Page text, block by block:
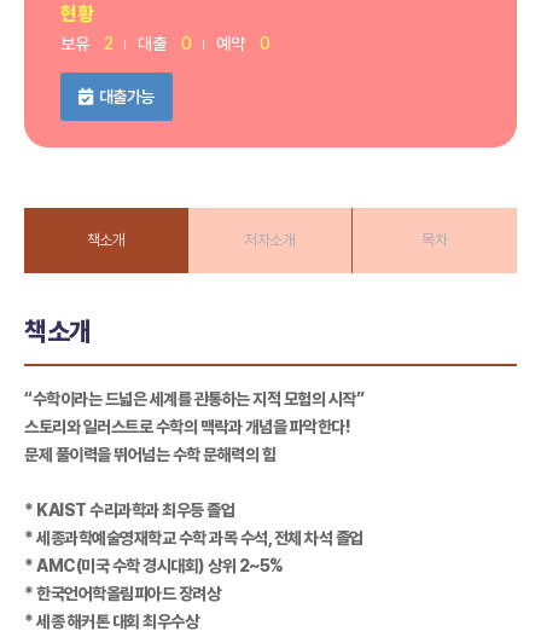
현황
보유 2 대출 0 예약 0
대출가능
책소개 저자소개 목차
책소개
“수학이라는 드넓은 세계를 관통하는 지적 모험의 시작”
스토리와 일러스트로 수학의 맥락과 개념을 파악한다!
문제 풀이력을 뛰어넘는 수학 문해력의 힘
* KAIST 수리과학과 최우등 졸업
* 세종과학예술영재학교 수학 과목 수석, 전체 차석 졸업
* AMC(미국 수학 경시대회) 상위 2~5%
* 한국언어학올림피아드 장려상
* 세종 해커톤 대회 최우수상